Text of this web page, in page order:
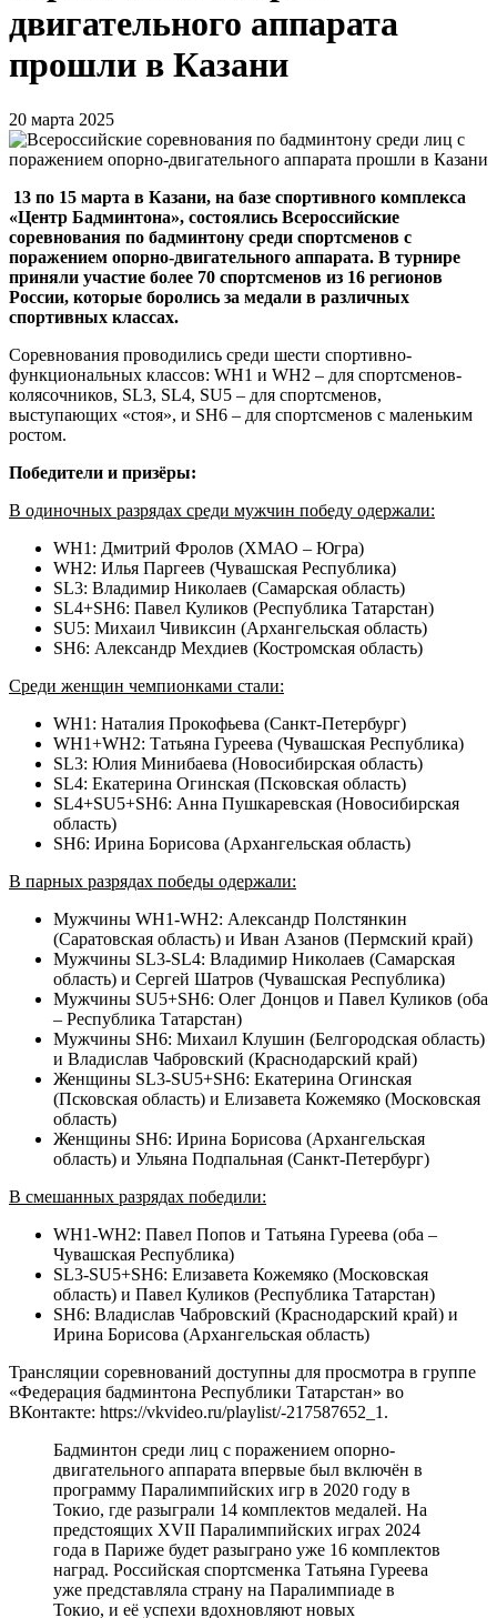
двигательного аппарата
прошли в Казани
20 марта 2025
13 по 15 марта в Казани, на базе спортивного комплекса
«Центр Бадминтона», состоялись Всероссийские
соревнования по бадминтону среди спортсменов с
поражением опорно-двигательного аппарата. В турнире
приняли участие более 70 спортсменов из 16 регионов
России, которые боролись за медали в различных
спортивных классах.
Соревнования проводились среди шести спортивно-
функциональных классов: WH1 и WH2 – для спортсменов-
колясочников, SL3, SL4, SU5 – для спортсменов,
выступающих «стоя», и SH6 – для спортсменов с маленьким
ростом.
Победители и призёры:
В одиночных разрядах среди мужчин победу одержали:
WH1: Дмитрий Фролов (ХМАО – Югра)
WH2: Илья Паргеев (Чувашская Республика)
SL3: Владимир Николаев (Самарская область)
SL4+SH6: Павел Куликов (Республика Татарстан)
SU5: Михаил Чивиксин (Архангельская область)
SH6: Александр Мехдиев (Костромская область)
Среди женщин чемпионками стали:
WH1: Наталия Прокофьева (Санкт-Петербург)
WH1+WH2: Татьяна Гуреева (Чувашская Республика)
SL3: Юлия Минибаева (Новосибирская область)
SL4: Екатерина Огинская (Псковская область)
SL4+SU5+SH6: Анна Пушкаревская (Новосибирская
область)
SH6: Ирина Борисова (Архангельская область)
В парных разрядах победы одержали:
Мужчины WH1-WH2: Александр Полстянкин
(Саратовская область) и Иван Азанов (Пермский край)
Мужчины SL3-SL4: Владимир Николаев (Самарская
область) и Сергей Шатров (Чувашская Республика)
Мужчины SU5+SH6: Олег Донцов и Павел Куликов (оба
– Республика Татарстан)
Мужчины SH6: Михаил Клушин (Белгородская область)
и Владислав Чабровский (Краснодарский край)
Женщины SL3-SU5+SH6: Екатерина Огинская
(Псковская область) и Елизавета Кожемяко (Московская
область)
Женщины SH6: Ирина Борисова (Архангельская
область) и Ульяна Подпальная (Санкт-Петербург)
В смешанных разрядах победили:
WH1-WH2: Павел Попов и Татьяна Гуреева (оба –
Чувашская Республика)
SL3-SU5+SH6: Елизавета Кожемяко (Московская
область) и Павел Куликов (Республика Татарстан)
SH6: Владислав Чабровский (Краснодарский край) и
Ирина Борисова (Архангельская область)
Трансляции соревнований доступны для просмотра в группе
«Федерация бадминтона Республики Татарстан» во
ВКонтакте: https://vkvideo.ru/playlist/-217587652_1.
Бадминтон среди лиц с поражением опорно-
двигательного аппарата впервые был включён в
программу Паралимпийских игр в 2020 году в
Токио, где разыграли 14 комплектов медалей. На
предстоящих XVII Паралимпийских играх 2024
года в Париже будет разыграно уже 16 комплектов
наград. Российская спортсменка Татьяна Гуреева
уже представляла страну на Паралимпиаде в
Токио, и её успехи вдохновляют новых